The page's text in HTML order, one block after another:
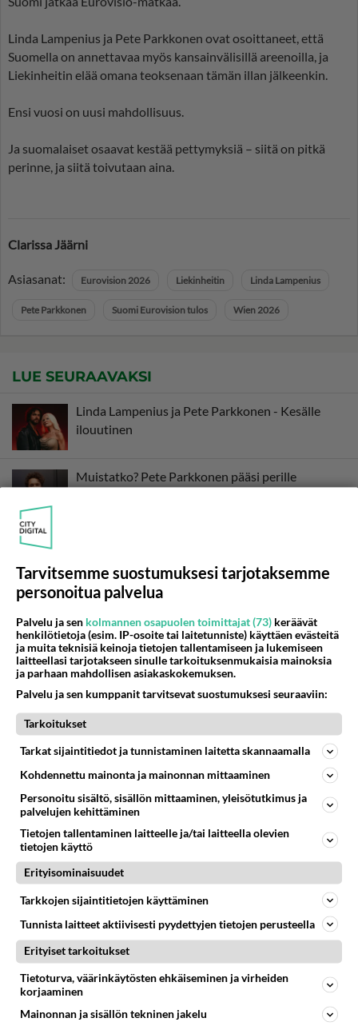
Linda Lampenius ja Pete Parkkonen ovat osoittaneet, että
Suomella on annettavaa myös kansainvälisillä areenoilla, ja
Liekinheitin elää omana teoksenaan tämän illan jälkeenkin.
Ensi vuosi on uusi mahdollisuus.
Ja suomalaiset osaavat kestää pettymyksiä – siitä on pitkä
perinne, ja siitä toivutaan aina.
Clarissa Jäärni
Asiasanat: Eurovision 2026 Liekinheitin Linda Lampenius
Pete Parkkonen Suomi Eurovision tulos Wien 2026
LUE SEURAAVAKSI
Linda Lampenius ja Pete Parkkonen - Kesälle
ilouutinen
Muistatko? Pete Parkkonen pääsi perille
ilouutinen!
UMK26 paljastuksia lauantai 28.2. -
Ennakkotietoa tihkuu suorasta lähetyksestä!
Linda Lampenius ja Pete Parkkonen sekoittivat
somen!
Tarvitsemme suostumuksesi tarjotaksemme
personoitua palvelua
Palvelu ja sen kolmannen osapuolen toimittajat (73) keräävät
henkilötietoja (esim. IP-osoite tai laitetunniste) käyttäen evästeitä
ja muita teknisiä keinoja tietojen tallentamiseen ja lukemiseen
laitteellasi tarjotakseen sinulle tarkoituksenmukaisia mainoksia
ja parhaan mahdollisen asiakaskokemuksen.
Palvelu ja sen kumppanit tarvitsevat suostumuksesi seuraaviin:
Tarkoitukset
Tarkat sijaintitiedot ja tunnistaminen laitetta skannaamalla
Kohdennettu mainonta ja mainonnan mittaaminen
Personoitu sisältö, sisällön mittaaminen, yleisötutkimus ja
palvelujen kehittäminen
Tietojen tallentaminen laitteelle ja/tai laitteella olevien
tietojen käyttö
Erityisominaisuudet
Tarkkojen sijaintitietojen käyttäminen
Tunnista laitteet aktiivisesti pyydettyjen tietojen perusteella
Erityiset tarkoitukset
Tietoturva, väärinkäytösten ehkäiseminen ja virheiden
korjaaminen
Mainonnan ja sisällön tekninen jakelu